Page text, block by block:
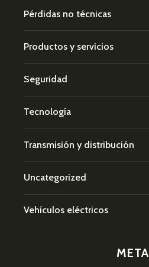
Pérdidas no técnicas
Productos y servicios
Seguridad
Tecnología
Transmisión y distribución
Uncategorized
Vehículos eléctricos
META